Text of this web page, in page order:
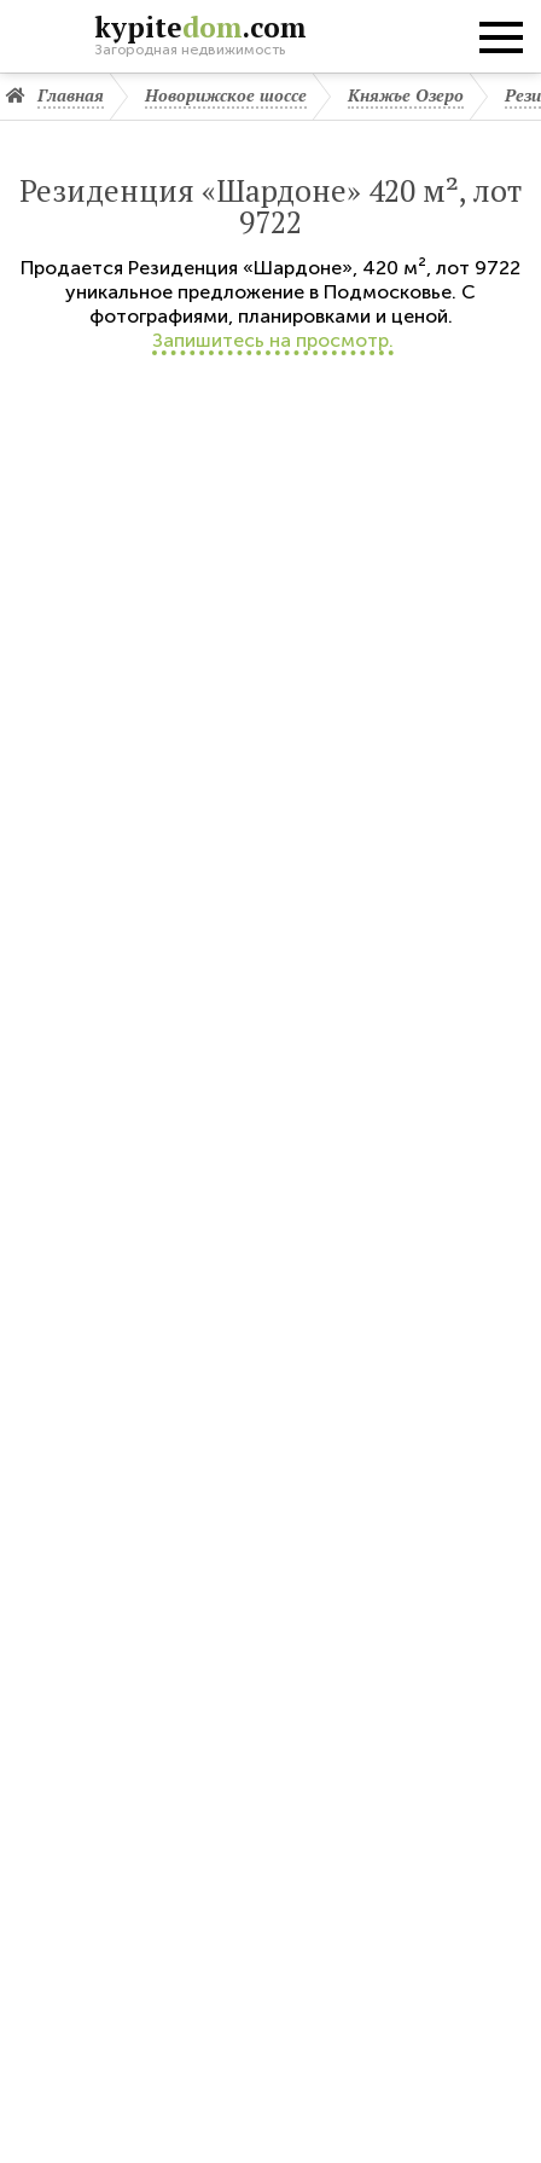
kypitedom.com
Загородная недвижимость
Главная Новорижское шоссе Княжье Озеро
Резиденция «Шардоне» 420 м², лот
9722
Продается Резиденция «Шардоне», 420 м², лот 9722
уникальное предложение в Подмосковье. С
фотографиями, планировками и ценой.
Запишитесь на просмотр.